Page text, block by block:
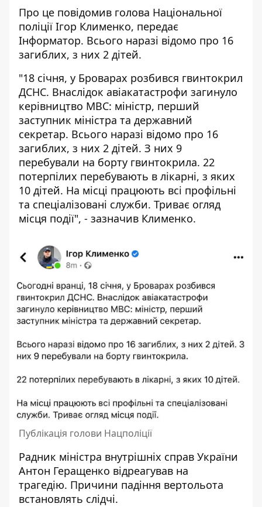
Про це повідомив голова Національної
поліції Ігор Клименко, передає
Інформатор. Всього наразі відомо про 16
загиблих, з них 2 дітей.
"18 січня, у Броварах розбився гвинтокрил
ДСНС. Внаслідок авіакатастрофи загинуло
керівництво МВС: міністр, перший
заступник міністра та державний
секретар. Всього наразі відомо про 16
загиблих, з них 2 дітей. З них 9
перебували на борту гвинтокрила. 22
потерпілих перебувають в лікарні, з яких
10 дітей. На місці працюють всі профільні
та спеціалізовані служби. Триває огляд
місця події", - зазначив Клименко.
Публікація голови Нацполіції
Радник міністра внутрішніх справ України
Антон Геращенко відреагував на
трагедію. Причини падіння вертольота
встановлять слідчі.